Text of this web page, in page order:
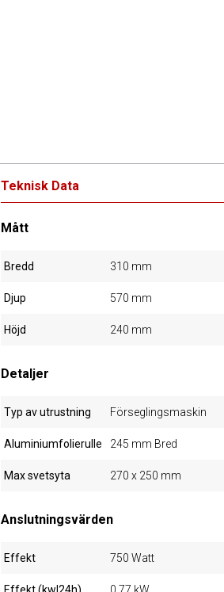
Teknisk Data
Mått
Bredd 310 mm
Djup 570 mm
Höjd 240 mm
Detaljer
Typ av utrustning Förseglingsmaskin
Aluminiumfolierulle 245 mm Bred
Max svetsyta 270 x 250 mm
Anslutningsvärden
Effekt 750 Watt